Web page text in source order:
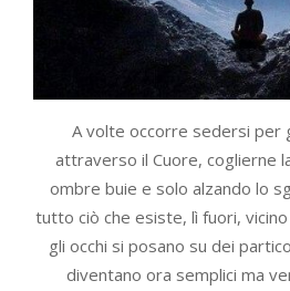
A volte occorre sedersi per
attraverso il Cuore, coglierne
ombre buie e solo alzando lo
tutto ciò che esiste, lì fuori,
gli occhi si posano su dei
diventano ora semplici ma